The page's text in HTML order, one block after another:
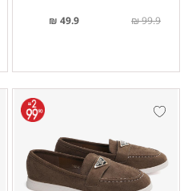
49.9 ₪ 99.9 ₪